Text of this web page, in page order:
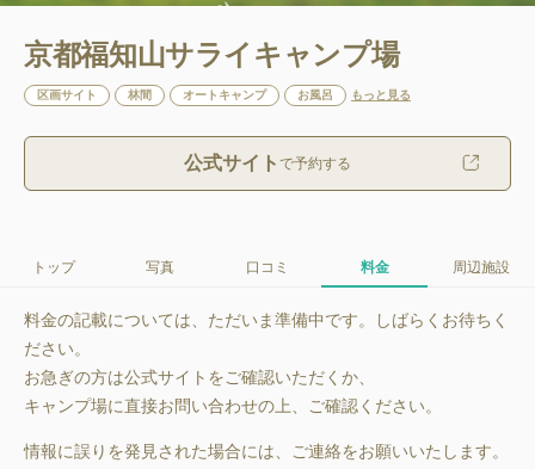
京都福知山サライキャンプ場
区画サイト 林間 オートキャンプ お風呂 もっと見る
公式サイト で予約する
トップ 写真 口コミ 料金 周辺施設
料金の記載については、ただいま準備中です。しばらくお待ちく
ださい。
お急ぎの方は公式サイトをご確認いただくか、
キャンプ場に直接お問い合わせの上、ご確認ください。
情報に誤りを発見された場合には、ご連絡をお願いいたします。